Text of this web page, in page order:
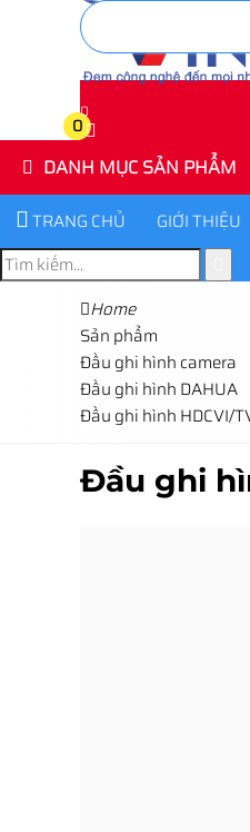
0
0
DANH MỤC SẢN PHẨM
TRANG CHỦ GIỚI THIỆU
Home
Sản phẩm
Đầu ghi hình camera
Đầu ghi hình DAHUA
Đầu ghi hình HDCVI/
Đầu ghi